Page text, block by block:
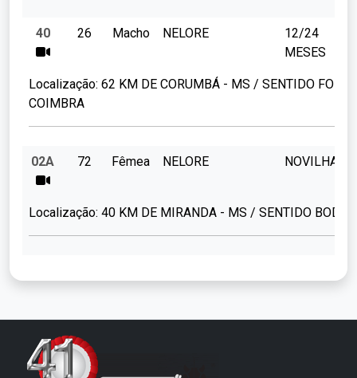
40 26 Macho NELORE
12/24
MESES
Localização: 62 KM DE CORUMBÁ - MS / SENTIDO FORTE
COIMBRA
02A 72 Fêmea NELORE NOVILHAS
Localização: 40 KM DE MIRANDA - MS / SENTIDO